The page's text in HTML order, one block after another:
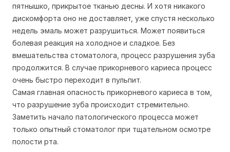
пятнышко, прикрытое тканью десны. И хотя никакого
дискомфорта оно не доставляет, уже спустя несколько
недель эмаль может разрушиться. Может появиться
болевая реакция на холодное и сладкое. Без
вмешательства стоматолога, процесс разрушения зуба
продолжится. В случае прикорневого кариеса процесс
очень быстро переходит в пульпит.
Самая главная опасность прикорневого кариеса в том,
что разрушение зуба происходит стремительно.
Заметить начало патологического процесса может
только опытный стоматолог при тщательном осмотре
полости рта.